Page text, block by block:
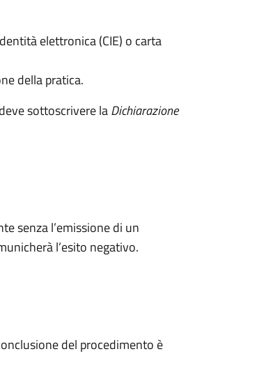
elettronica (CIE) o carta
della pratica.
sottoscrivere laDichiarazione
senza l’emissione di un
l’esito negativo.
del procedimento è